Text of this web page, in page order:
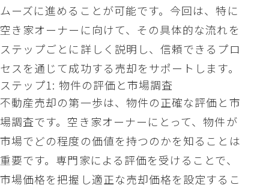
ムーズに進めることが可能です。今回は、特に
空き家オーナーに向けて、その具体的な流れを
ステップごとに詳しく説明し、信頼できるプロ
セスを通じて成功する売却をサポートします。
ステップ1: 物件の評価と市場調査
不動産売却の第一歩は、物件の正確な評価と市
場調査です。空き家オーナーにとって、物件が
市場でどの程度の価値を持つのかを知ることは
重要です。専門家による評価を受けることで、
市場価格を把握し適正な売却価格を設定するこ